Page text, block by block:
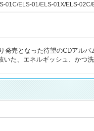
01C/ELS-01/ELS-01X/ELS-02C/
売となった待望のCDアルバ
た、エネルギッシュ、かつ